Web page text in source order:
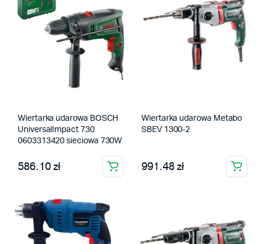
Wiertarka udarowa BOSCH
UniversalImpact 730
0603313420 sieciowa 730W
586.10 zł
Wiertarka udarowa Metabo
SBEV 1300-2
991.48 zł